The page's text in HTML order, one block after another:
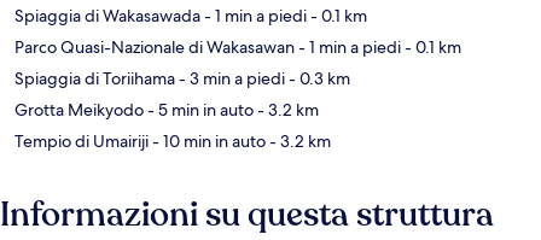
Spiaggia di Wakasawada- 1 min a piedi- 0.1 km
Parco Quasi-Nazionale di Wakasawan- 1 min a piedi- 0.1 km
Spiaggia di Toriihama- 3 min a piedi- 0.3 km
Grotta Meikyodo- 5 min in auto- 3.2 km
Tempio di Umairiji- 10 min in auto- 3.2 km
Informazioni su questa struttura